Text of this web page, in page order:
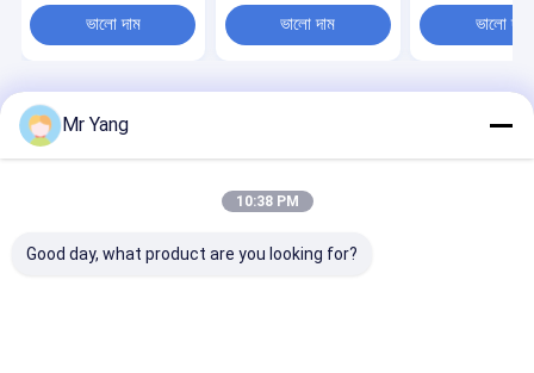
ভালো দাম
পৌর ব্যবহারের জন্য
ভালো দাম
ট্রাক
ভালো দাম
বাড়ি
সম্পর্কে
সাইট ম্যাপ
Privacy Policy
চীন কারখানা.Copyright © 2026 HUBEI CHENGLI
SPECIAL AUTOMOBILE CO,.LTD. All Rights Reserved.
Mr Yang
10:38 PM
Good day, what product are you looking for?